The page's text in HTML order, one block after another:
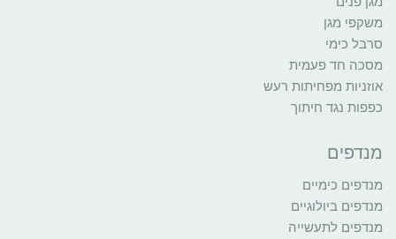
משקפי מגן
סרבל כימי
מסכה חד פעמית
אוזניות מפחיתות רעש
כפפות נגד חיתוך
מנדפים
מנדפים כימיים
מנדפים ביולוגיים
מנדפים לתעשייה